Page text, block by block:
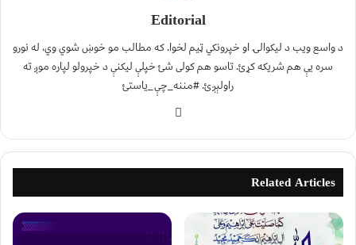
Editorial
د واسع ویب د لیکوالۍ او خپرونکي ټیم لخوا. که مطالب مو خوښ شوي وي، له نورو
سره یې هم شریکه کړئ. تاسو هم کولی شئ خپلې لیکنې د خپرولو لپاره موږ ته
راولېږئ. #مننه_چې_یاستئ
Related Articles